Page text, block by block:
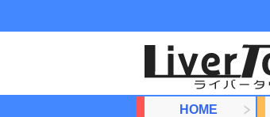
HOME